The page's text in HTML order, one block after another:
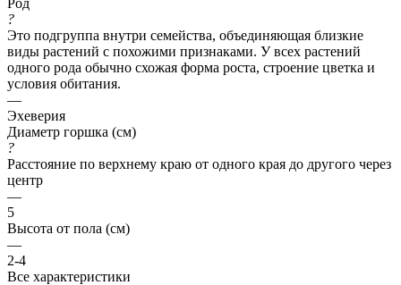
?
Это подгруппа внутри семейства, объединяющая близкие
виды растений с похожими признаками. У всех растений
одного рода обычно схожая форма роста, строение цветка и
условия обитания.
—
Эхеверия
Диаметр горшка (см)
?
Расстояние по верхнему краю от одного края до другого через
центр
—
5
Высота от пола (см)
—
2-4
Все характеристики